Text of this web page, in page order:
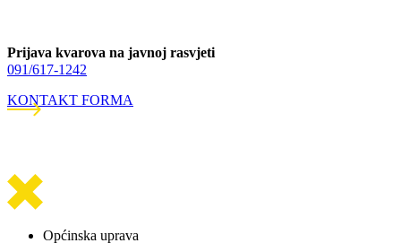
Prijava kvarova na javnoj rasvjeti
091/617-1242
KONTAKT FORMA
Općinska uprava